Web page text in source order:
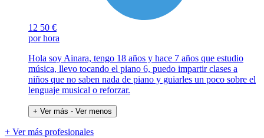
12 50 €
por hora
Hola soy Ainara, tengo 18 años y hace 7 años que estudio
música, llevo tocando el piano 6, puedo impartir clases a
niños que no saben nada de piano y guiarles un poco sobre el
lenguaje musical o reforzar.
+ Ver más - Ver menos
+ Ver más profesionales